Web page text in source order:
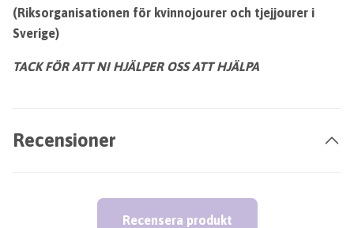
(Riksorganisationen för kvinnojourer och tjejjourer i
Sverige)
TACK FÖR ATT NI HJÄLPER OSS ATT HJÄLPA
Recensioner
Recensera produkt